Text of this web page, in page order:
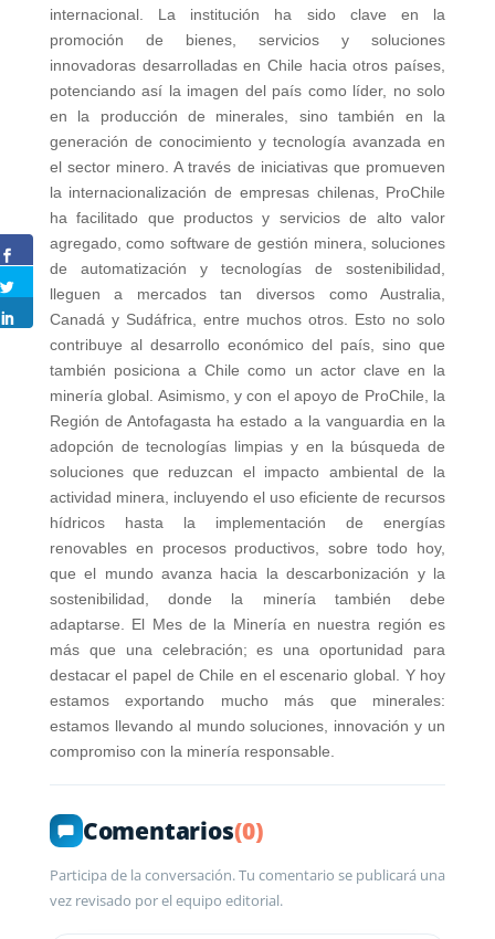
internacional. La institución ha sido clave en la
promoción de bienes, servicios y soluciones
innovadoras desarrolladas en Chile hacia otros países,
potenciando así la imagen del país como líder, no solo
en la producción de minerales, sino también en la
generación de conocimiento y tecnología avanzada en
el sector minero. A través de iniciativas que promueven
la internacionalización de empresas chilenas, ProChile
ha facilitado que productos y servicios de alto valor
agregado, como software de gestión minera, soluciones
de automatización y tecnologías de sostenibilidad,
lleguen a mercados tan diversos como Australia,
Canadá y Sudáfrica, entre muchos otros. Esto no solo
contribuye al desarrollo económico del país, sino que
también posiciona a Chile como un actor clave en la
minería global. Asimismo, y con el apoyo de ProChile, la
Región de Antofagasta ha estado a la vanguardia en la
adopción de tecnologías limpias y en la búsqueda de
soluciones que reduzcan el impacto ambiental de la
actividad minera, incluyendo el uso eficiente de recursos
hídricos hasta la implementación de energías
renovables en procesos productivos, sobre todo hoy,
que el mundo avanza hacia la descarbonización y la
sostenibilidad, donde la minería también debe
adaptarse. El Mes de la Minería en nuestra región es
más que una celebración; es una oportunidad para
destacar el papel de Chile en el escenario global. Y hoy
estamos exportando mucho más que minerales:
estamos llevando al mundo soluciones, innovación y un
compromiso con la minería responsable.
Comentarios(0)
Participa de la conversación. Tu comentario se publicará una
vez revisado por el equipo editorial.